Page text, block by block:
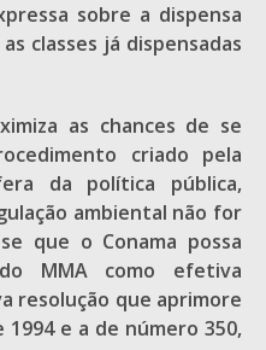
sobre a dispensa
classes já dispensadas
as chances de se
criado pela
da política pública,
ambiental não for
que o Conama possa
MMA como efetiva
resolução que aprimore
e a de número 350,